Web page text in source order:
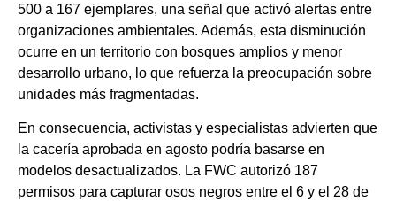
500 a 167 ejemplares, una señal que activó alertas entre
organizaciones ambientales. Además, esta disminución
ocurre en un territorio con bosques amplios y menor
desarrollo urbano, lo que refuerza la preocupación sobre
unidades más fragmentadas.
En consecuencia, activistas y especialistas advierten que
la cacería aprobada en agosto podría basarse en
modelos desactualizados. La FWC autorizó 187
permisos para capturar osos negros entre el 6 y el 28 de